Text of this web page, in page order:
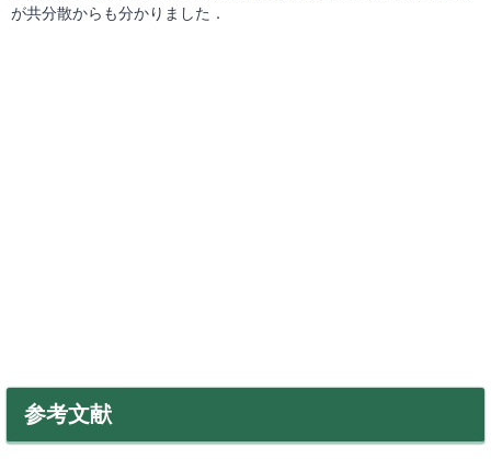
が共分散からも分かりました．
参考文献